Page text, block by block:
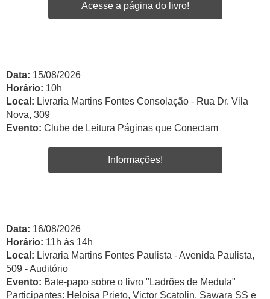
Acesse a página do livro!
Data: 15/08/2026
Horário: 10h
Local: Livraria Martins Fontes Consolação - Rua Dr. Vila
Nova, 309
Evento: Clube de Leitura Páginas que Conectam
Informações!
Data: 16/08/2026
Horário: 11h às 14h
Local: Livraria Martins Fontes Paulista - Avenida Paulista,
509 - Auditório
Evento: Bate-papo sobre o livro "Ladrões de Medula"
Participantes: Heloisa Prieto, Victor Scatolin, Sawara SS e